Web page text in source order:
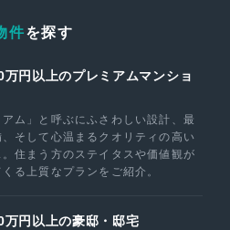
件を探す
万円以上のプレミアムマンショ
アム」と呼ぶにふさわしい設計、最
、そして心温まるクオリティの高い
住まう方のステイタスや価値観が
る上質なプランをご紹介。
万円以上の豪邸・邸宅